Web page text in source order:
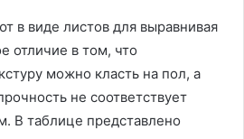
в виде листов для выравнивая
отличие в том, что
можно класть на пол, а
не соответствует
В таблице представлено